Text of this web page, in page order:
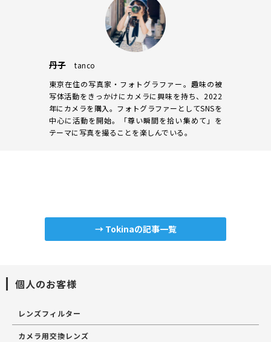
丹子
tanco
東京在住の写真家・フォトグラファー。趣味の被
写体活動をきっかけにカメラに興味を持ち、2022
年にカメラを購入。フォトグラファーとしてSNSを
中心に活動を開始。「尊い瞬間を拾い集めて」を
テーマに写真を撮ることを楽しんでいる。
→ Tokinaの記事一覧
個人のお客様
レンズフィルター
カメラ用交換レンズ